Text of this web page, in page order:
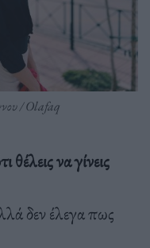
/ Olafaq
θέλεις να γίνεις
δεν έλεγα πως